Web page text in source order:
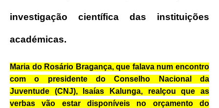
investigação científica das instituições
académicas.
Maria do Rosário Bragança, que falava num encontro
com o presidente do Conselho Nacional da
Juventude (CNJ), Isaías Kalunga, realçou que as
verbas vão estar disponíveis no orçamento do